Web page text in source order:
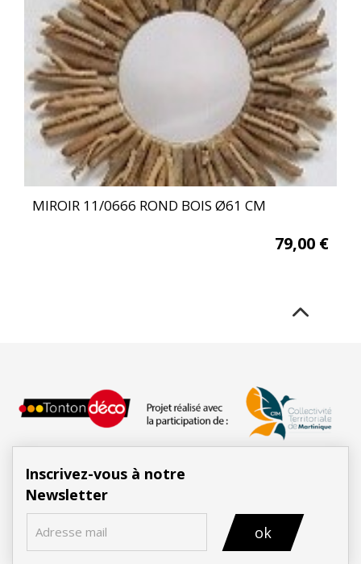
MIROIR 11/0666 ROND BOIS Ø61 CM
79,00 €
Inscrivez-vous à notre
Newsletter
ok